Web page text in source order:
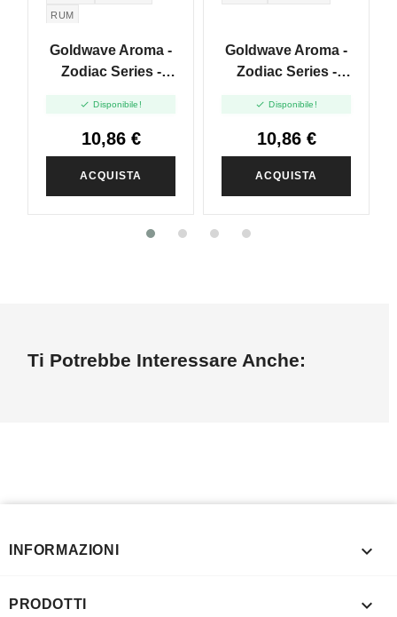
RUM
Goldwave Aroma -
Zodiac Series -
 Disponibile!
10,86 €
ACQUISTA
Goldwave Aroma -
Zodiac Series -
 Disponibile!
10,86 €
ACQUISTA
Ti Potrebbe Interessare Anche:
INFORMAZIONI 
PRODOTTI 